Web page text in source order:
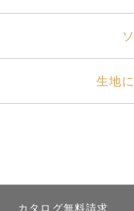
生地
カタログ無料請求